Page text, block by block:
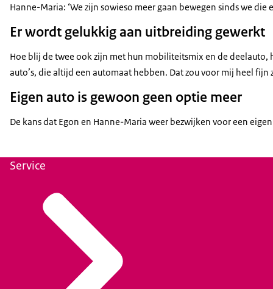
Hanne-Maria: ‘We zijn sowieso meer gaan bewegen sinds we
Er wordt gelukkig aan uitbreiding gewerkt
Hoe blij de twee ook zijn met hun mobiliteitsmix en de deelauto,
auto’s, die altijd een automaat hebben. Dat zou voor mij heel fijn
Eigen auto is gewoon geen optie meer
De kans dat Egon en Hanne-Maria weer bezwijken voor een
Service